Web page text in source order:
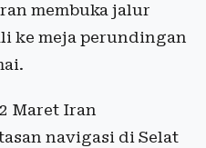
membuka jalur
ke meja perundingan
Maret Iran
navigasi di Selat